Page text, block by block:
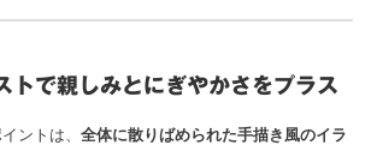
トで親しみとにぎやかさをプラス
ントは、 全体に散りばめられた手描き風のイラ